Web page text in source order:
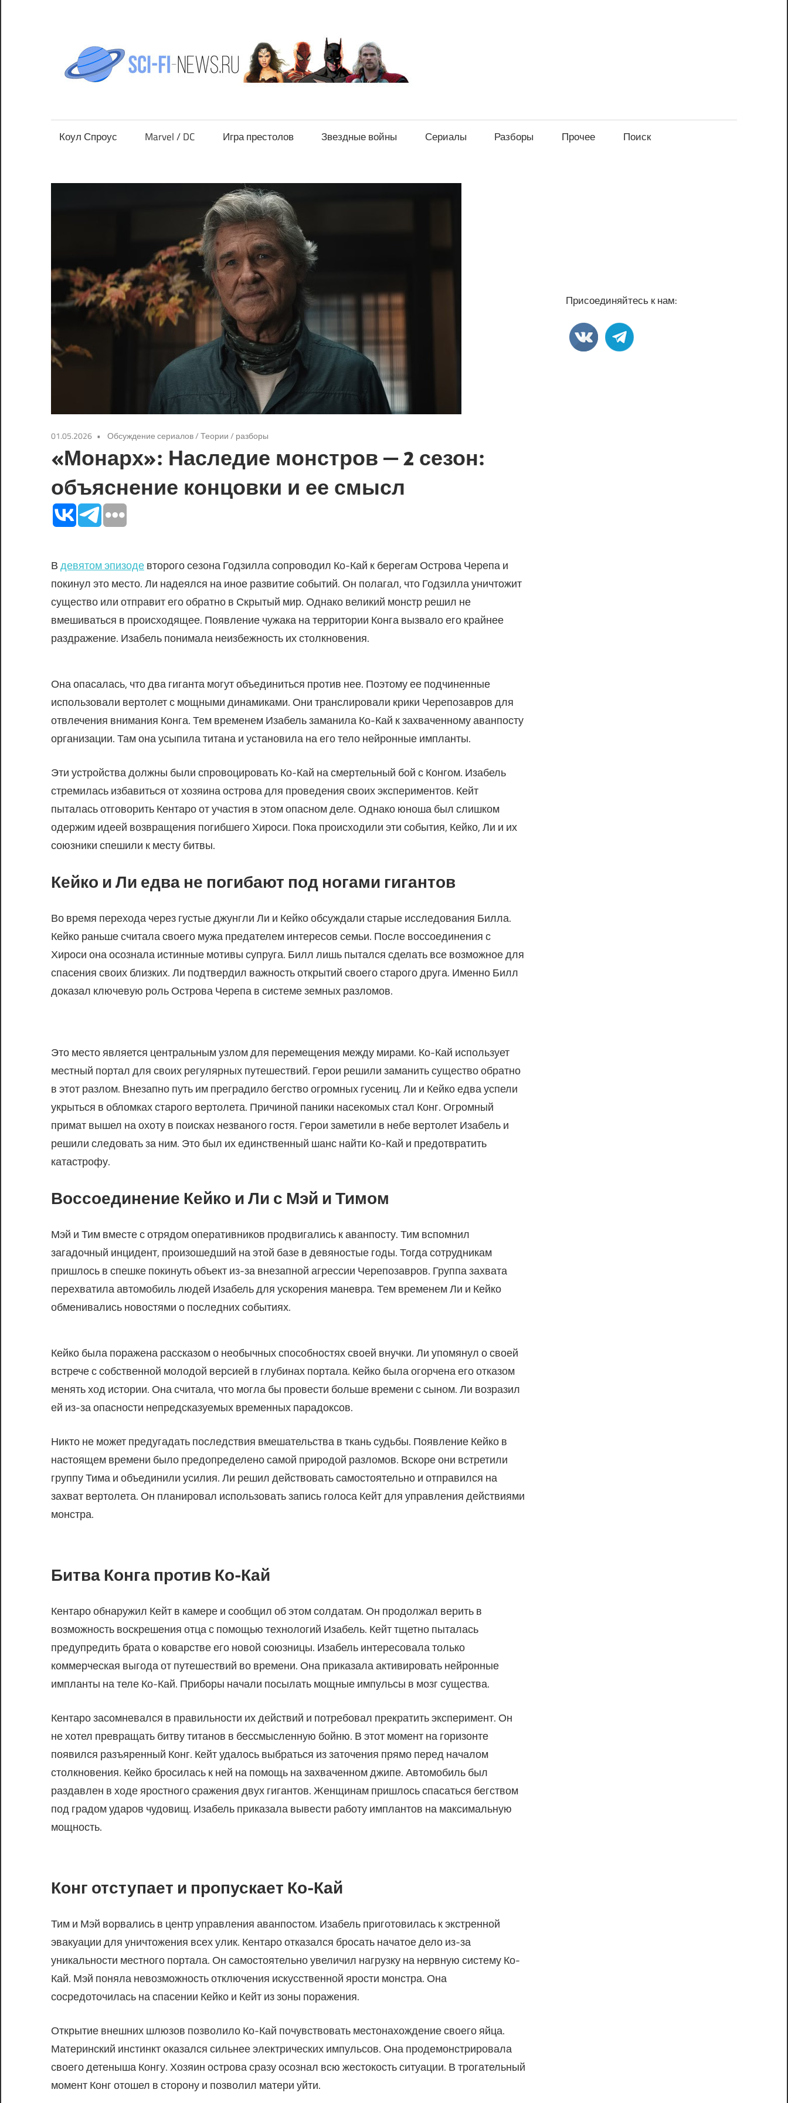
news.ru
Коул Спроус Marvel / DC Игра престолов Звездные войны Сериалы Разборы Прочее Поиск
01.05.2026 Обсуждение сериалов/Теории / разборы
«Монарх»: Наследие монстров — 2 сезон:
объяснение концовки и ее смысл
Вдевятом эпизодевторого сезона Годзилла сопроводил Ко-Кай к берегам Острова Черепа и
покинул это место. Ли надеялся на иное развитие событий. Он полагал, что Годзилла уничтожит
существо или отправит его обратно в Скрытый мир. Однако великий монстр решил не
вмешиваться в происходящее. Появление чужака на территории Конга вызвало его крайнее
раздражение. Изабель понимала неизбежность их столкновения.
Она опасалась, что два гиганта могут объединиться против нее. Поэтому ее подчиненные
использовали вертолет с мощными динамиками. Они транслировали крики Черепозавров для
отвлечения внимания Конга. Тем временем Изабель заманила Ко-Кай к захваченному аванпосту
организации. Там она усыпила титана и установила на его тело нейронные импланты.
Эти устройства должны были спровоцировать Ко-Кай на смертельный бой с Конгом. Изабель
стремилась избавиться от хозяина острова для проведения своих экспериментов. Кейт
пыталась отговорить Кентаро от участия в этом опасном деле. Однако юноша был слишком
одержим идеей возвращения погибшего Хироси. Пока происходили эти события, Кейко, Ли и их
союзники спешили к месту битвы.
Кейко и Ли едва не погибают под ногами гигантов
Во время перехода через густые джунгли Ли и Кейко обсуждали старые исследования Билла.
Кейко раньше считала своего мужа предателем интересов семьи. После воссоединения с
Хироси она осознала истинные мотивы супруга. Билл лишь пытался сделать все возможное для
спасения своих близких. Ли подтвердил важность открытий своего старого друга. Именно Билл
доказал ключевую роль Острова Черепа в системе земных разломов.
Это место является центральным узлом для перемещения между мирами. Ко-Кай использует
местный портал для своих регулярных путешествий. Герои решили заманить существо обратно
в этот разлом. Внезапно путь им преградило бегство огромных гусениц. Ли и Кейко едва успели
укрыться в обломках старого вертолета. Причиной паники насекомых стал Конг. Огромный
примат вышел на охоту в поисках незваного гостя. Герои заметили в небе вертолет Изабель и
решили следовать за ним. Это был их единственный шанс найти Ко-Кай и предотвратить
катастрофу.
Воссоединение Кейко и Ли с Мэй и Тимом
Мэй и Тим вместе с отрядом оперативников продвигались к аванпосту. Тим вспомнил
загадочный инцидент, произошедший на этой базе в девяностые годы. Тогда сотрудникам
пришлось в спешке покинуть объект из-за внезапной агрессии Черепозавров. Группа захвата
перехватила автомобиль людей Изабель для ускорения маневра. Тем временем Ли и Кейко
обменивались новостями о последних событиях.
Кейко была поражена рассказом о необычных способностях своей внучки. Ли упомянул о своей
встрече с собственной молодой версией в глубинах портала. Кейко была огорчена его отказом
менять ход истории. Она считала, что могла бы провести больше времени с сыном. Ли возразил
ей из-за опасности непредсказуемых временных парадоксов.
Никто не может предугадать последствия вмешательства в ткань судьбы. Появление Кейко в
настоящем времени было предопределено самой природой разломов. Вскоре они встретили
группу Тима и объединили усилия. Ли решил действовать самостоятельно и отправился на
захват вертолета. Он планировал использовать запись голоса Кейт для управления действиями
монстра.
Битва Конга против Ко-Кай
Кентаро обнаружил Кейт в камере и сообщил об этом солдатам. Он продолжал верить в
возможность воскрешения отца с помощью технологий Изабель. Кейт тщетно пыталась
предупредить брата о коварстве его новой союзницы. Изабель интересовала только
коммерческая выгода от путешествий во времени. Она приказала активировать нейронные
импланты на теле Ко-Кай. Приборы начали посылать мощные импульсы в мозг существа.
Кентаро засомневался в правильности их действий и потребовал прекратить эксперимент. Он
не хотел превращать битву титанов в бессмысленную бойню. В этот момент на горизонте
появился разъяренный Конг. Кейт удалось выбраться из заточения прямо перед началом
столкновения. Кейко бросилась к ней на помощь на захваченном джипе. Автомобиль был
раздавлен в ходе яростного сражения двух гигантов. Женщинам пришлось спасаться бегством
под градом ударов чудовищ. Изабель приказала вывести работу имплантов на максимальную
мощность.
Конг отступает и пропускает Ко-Кай
Тим и Мэй ворвались в центр управления аванпостом. Изабель приготовилась к экстренной
эвакуации для уничтожения всех улик. Кентаро отказался бросать начатое дело из-за
уникальности местного портала. Он самостоятельно увеличил нагрузку на нервную систему Ко-
Кай. Мэй поняла невозможность отключения искусственной ярости монстра. Она
сосредоточилась на спасении Кейко и Кейт из зоны поражения.
Открытие внешних шлюзов позволило Ко-Кай почувствовать местонахождение своего яйца.
Материнский инстинкт оказался сильнее электрических импульсов. Она продемонстрировала
своего детеныша Конгу. Хозяин острова сразу осознал всю жестокость ситуации. В трогательный
момент Конг отошел в сторону и позволил матери уйти.
Присоединяйтесь к нам: